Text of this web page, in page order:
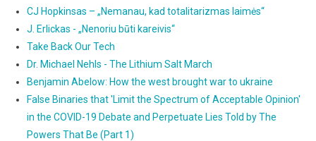
CJ Hopkinsas – „Nemanau, kad totalitarizmas laimės“
J. Erlickas - „Nenoriu būti kareivis“
Take Back Our Tech
Dr. Michael Nehls - The Lithium Salt March
Benjamin Abelow: How the west brought war to ukraine
False Binaries that 'Limit the Spectrum of Acceptable Opinion'
in the COVID-19 Debate and Perpetuate Lies Told by The
Powers That Be (Part 1)